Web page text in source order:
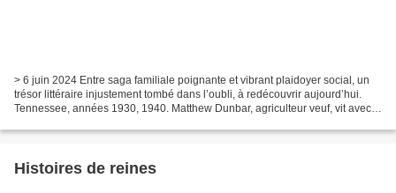
> 6 juin 2024 Entre saga familiale poignante et vibrant plaidoyer social, un
trésor littéraire injustement tombé dans l’oubli, à redécouvrir aujourd’hui.
Tennessee, années 1930, 1940. Matthew Dunbar, agriculteur veuf, vit avec
Histoires de reines